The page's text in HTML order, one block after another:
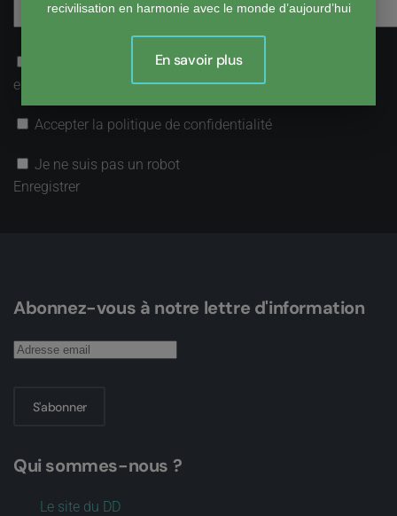
Recevoir une notification par email lorsqu’une réponse
est postée
Accepter la politique de confidentialité
Je ne suis pas un robot
Enregistrer
Abonnez-vous à notre lettre d'information
S'abonner
Qui sommes-nous ?
Le site du DD
recivilisation en harmonie avec le monde d’aujourd’hui
En savoir plus